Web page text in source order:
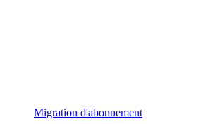
Migration d'abonnement